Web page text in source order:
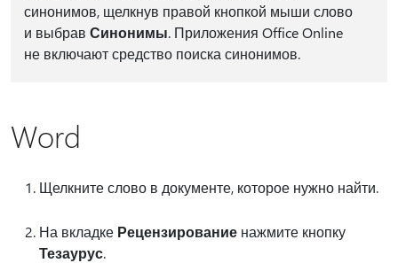
синонимов, щелкнув правой кнопкой мыши слово
и выбрав Синонимы. Приложения Office Online
не включают средство поиска синонимов.
Word
Щелкните слово в документе, которое нужно найти.
На вкладке Рецензирование нажмите кнопку
Тезаурус.